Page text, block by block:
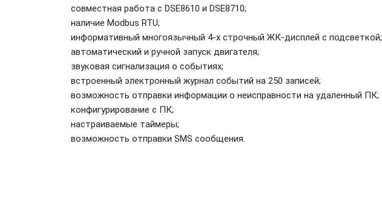
совместная работа с DSE8610 и DSE8710;
наличие Modbus RTU;
информативный многоязычный 4-х строчный ЖК-дисплей с подсветкой;
автоматический и ручной запуск двигателя;
звуковая сигнализация о событиях;
встроенный электронный журнал событий на 250 записей;
возможность отправки информации о неисправности на удаленный ПК;
конфигурирование с ПК;
настраиваемые таймеры;
возможность отправки SMS сообщения.